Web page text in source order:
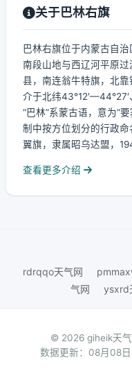
关于巴林右旗
巴林右旗位于内蒙古自
南段山地与西辽河平原
县，南连翁牛特旗，北
介于北纬43°12′—44°27′
“巴林”系蒙古语，意为“
制中按方位划分的行政
翼旗，隶属昭乌达盟，
查看更多介绍
rdrqqo天气网
气网
ysxrd
© 2026 giheik天
数据更新：08月08